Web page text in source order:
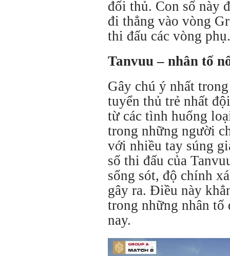
đối thủ. Con số này
đi thẳng vào vòng
thi đấu các vòng phụ.
Tanvuu – nhân tố
Gây chú ý nhất
tuyển thủ trẻ nhất
từ các tình huống
trong những người
với nhiều tay súng
số thi đấu của
sống sót, độ chính
gây ra. Điều này
trong những nhân tố
nay.